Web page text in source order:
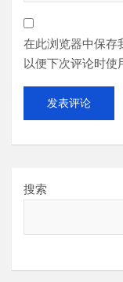
在此浏览器中保存
以便下次评论时使
搜索